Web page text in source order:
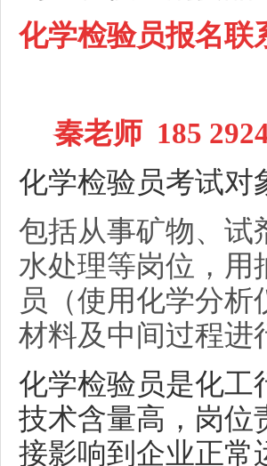
化学检验员报名联
秦老师 185 2924
化学检验员考试对
包括从事矿物、试
水处理等岗位，用
员（使用化学分
材料及中间过程进
化学检验员是化工
技术含量高，岗位
接影响到企业正常